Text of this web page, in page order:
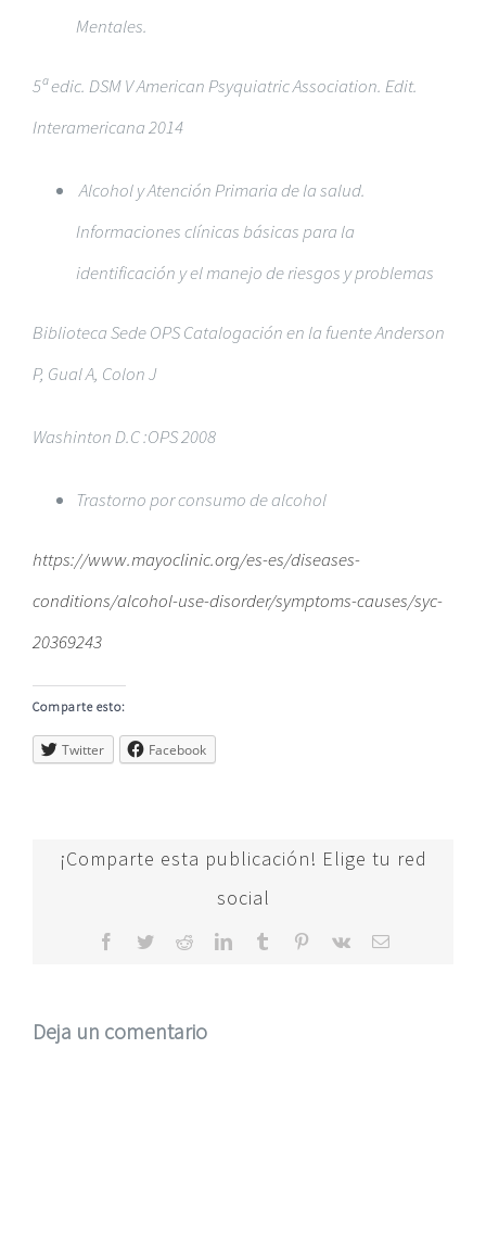
Mentales.
5ª edic. DSM V American Psyquiatric Association. Edit.
Interamericana 2014
Alcohol y Atención Primaria de la salud.
Informaciones clínicas básicas para la
identificación y el manejo de riesgos y problemas
Biblioteca Sede OPS Catalogación en la fuente Anderson
P, Gual A, Colon J
Washinton D.C :OPS 2008
Trastorno por consumo de alcohol
https://www.mayoclinic.org/es-es/diseases-
conditions/alcohol-use-disorder/symptoms-causes/syc-
20369243
Comparte esto:
Twitter Facebook
¡Comparte esta publicación! Elige tu red
social
Facebook
TwitterRedditLinkedInTumblr Pinterest
Vk
Correo
Deja un comentario